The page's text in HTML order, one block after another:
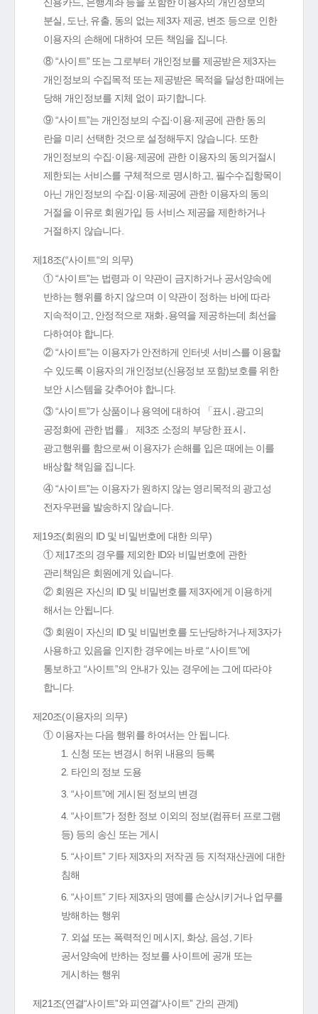
분실, 도난, 유출, 동의 없는 제3자 제공, 변조 등으로 인한
이용자의 손해에 대하여 모든 책임을 집니다.
⑧ “사이트” 또는 그로부터 개인정보를 제공받은 제3자는
개인정보의 수집목적 또는 제공받은 목적을 달성한 때에는
당해 개인정보를 지체 없이 파기합니다.
⑨ “사이트”는 개인정보의 수집·이용·제공에 관한 동의
란을 미리 선택한 것으로 설정해두지 않습니다. 또한
개인정보의 수집·이용·제공에 관한 이용자의 동의거절시
제한되는 서비스를 구체적으로 명시하고, 필수수집항목이
아닌 개인정보의 수집·이용·제공에 관한 이용자의 동의
거절을 이유로 회원가입 등 서비스 제공을 제한하거나
거절하지 않습니다.
제18조(“사이트“의 의무)
① “사이트”는 법령과 이 약관이 금지하거나 공서양속에
반하는 행위를 하지 않으며 이 약관이 정하는 바에 따라
지속적이고, 안정적으로 재화․용역을 제공하는데 최선을
다하여야 합니다.
② “사이트”는 이용자가 안전하게 인터넷 서비스를 이용할
수 있도록 이용자의 개인정보(신용정보 포함)보호를 위한
보안 시스템을 갖추어야 합니다.
③ “사이트”가 상품이나 용역에 대하여 「표시․광고의
공정화에 관한 법률」 제3조 소정의 부당한 표시․
광고행위를 함으로써 이용자가 손해를 입은 때에는 이를
배상할 책임을 집니다.
④ “사이트”는 이용자가 원하지 않는 영리목적의 광고성
전자우편을 발송하지 않습니다.
제19조(회원의 ID 및 비밀번호에 대한 의무)
① 제17조의 경우를 제외한 ID와 비밀번호에 관한
관리책임은 회원에게 있습니다.
② 회원은 자신의 ID 및 비밀번호를 제3자에게 이용하게
해서는 안됩니다.
③ 회원이 자신의 ID 및 비밀번호를 도난당하거나 제3자가
사용하고 있음을 인지한 경우에는 바로 “사이트”에
통보하고 “사이트”의 안내가 있는 경우에는 그에 따라야
합니다.
제20조(이용자의 의무)
① 이용자는 다음 행위를 하여서는 안 됩니다.
1. 신청 또는 변경시 허위 내용의 등록
2. 타인의 정보 도용
3. “사이트”에 게시된 정보의 변경
4. “사이트”가 정한 정보 이외의 정보(컴퓨터 프로그램
등) 등의 송신 또는 게시
5. “사이트” 기타 제3자의 저작권 등 지적재산권에 대한
침해
6. “사이트” 기타 제3자의 명예를 손상시키거나 업무를
방해하는 행위
7. 외설 또는 폭력적인 메시지, 화상, 음성, 기타
공서양속에 반하는 정보를 사이트에 공개 또는
게시하는 행위
제21조(연결“사이트”와 피연결“사이트” 간의 관계)